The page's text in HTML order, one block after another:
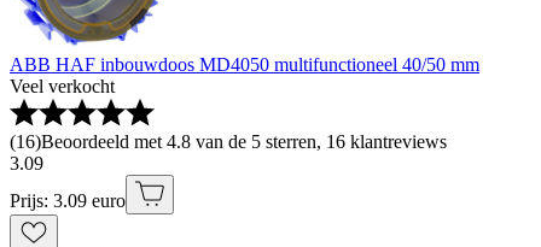
ABB HAF inbouwdoos MD4050 multifunctioneel 40/50 mm
Veel verkocht
(16)Beoordeeld met 4.8 van de 5 sterren, 16 klantreviews
3.09
Prijs: 3.09 euro